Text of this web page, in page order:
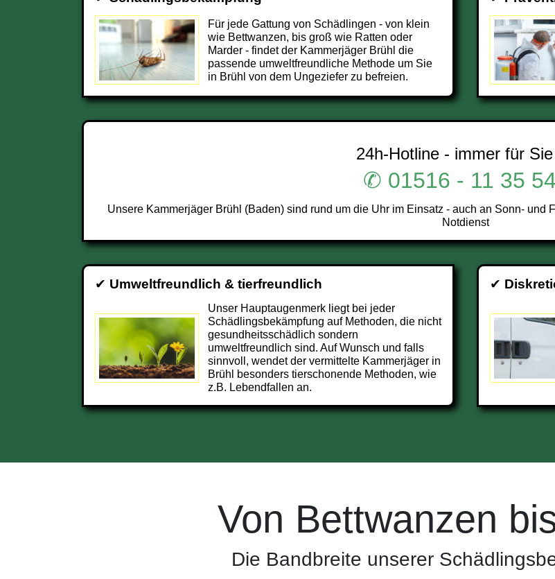
Für jede Gattung von Schädlingen - von klein
wie Bettwanzen, bis groß wie Ratten oder
Marder - findet der Kammerjäger Brühl die
passende umweltfreundliche Methode um Sie
in Brühl von dem Ungeziefer zu befreien.
24h-Hotline - immer für
✆ 01516 - 11 35
Unsere Kammerjäger Brühl (Baden) sind rund um die Uhr im Einsatz - auch an Sonn- und
Notdienst
✔ Umweltfreundlich & tierfreundlich
Unser Hauptaugenmerk liegt bei jeder
Schädlingsbekämpfung auf Methoden, die nicht
gesundheitsschädlich sondern
umweltfreundlich sind. Auf Wunsch und falls
sinnvoll, wendet der vermittelte Kammerjäger in
Brühl besonders tierschonende Methoden, wie
z.B. Lebendfallen an.
✔
Von Bettwanzen
Die Bandbreite unserer